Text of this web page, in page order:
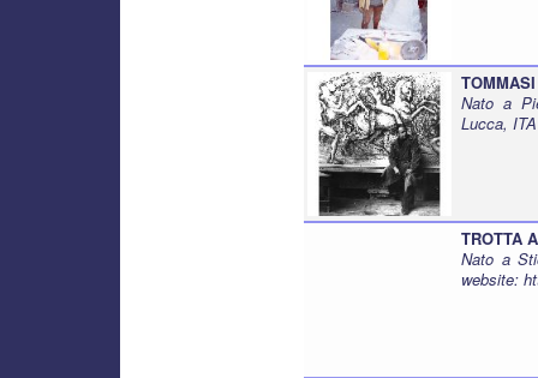
Nato a
Lucca,
TROTTA
Nato a
website: